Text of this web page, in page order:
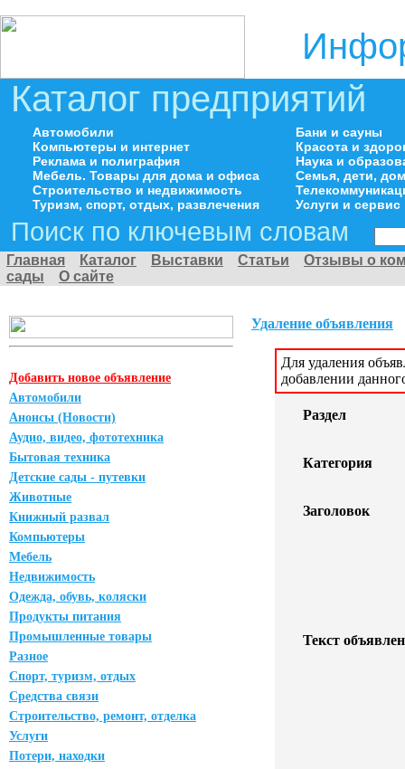
Каталог предприятий
Автомобили
Компьютеры и интернет
Реклама и полиграфия
Мебель. Товары для дома и офиса
Строительство и недвижимость
Туризм, спорт, отдых, развлечения
Бани и сауны
Красота и
Наука и
Семья, дети,
Услуги и сервис
Поиск по ключевым словам
Главная Каталог Выставки Статьи
Отзывы о
сады
О сайте
Добавить новое объявление
Автомобили
Анонсы (Новости)
Аудио, видео, фототехника
Бытовая техника
Детские сады - путевки
Животные
Книжный развал
Компьютеры
Мебель
Недвижимость
Одежда, обувь, коляски
Продукты питания
Промышленные товары
Разное
Спорт, туризм, отдых
Средства связи
Строительство, ремонт, отделка
Услуги
Потери, находки
Удаление объявления
Для удаления
добавлении
Раздел
Категория
Заголовок
Текст